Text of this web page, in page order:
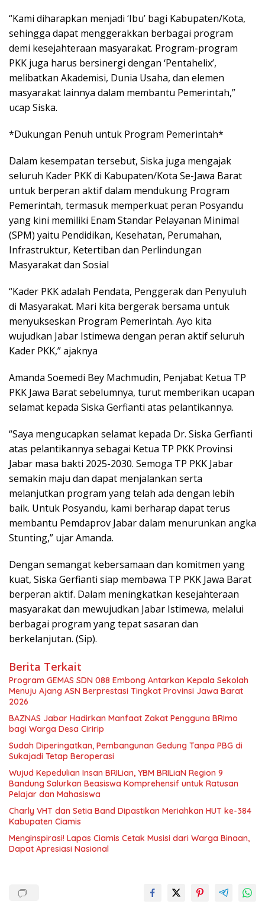
“Kami diharapkan menjadi ‘Ibu’ bagi Kabupaten/Kota,
sehingga dapat menggerakkan berbagai program
demi kesejahteraan masyarakat. Program-program
PKK juga harus bersinergi dengan ‘Pentahelix’,
melibatkan Akademisi, Dunia Usaha, dan elemen
masyarakat lainnya dalam membantu Pemerintah,”
ucap Siska.
*Dukungan Penuh untuk Program Pemerintah*
Dalam kesempatan tersebut, Siska juga mengajak
seluruh Kader PKK di Kabupaten/Kota Se-Jawa Barat
untuk berperan aktif dalam mendukung Program
Pemerintah, termasuk memperkuat peran Posyandu
yang kini memiliki Enam Standar Pelayanan Minimal
(SPM) yaitu Pendidikan, Kesehatan, Perumahan,
Infrastruktur, Ketertiban dan Perlindungan
Masyarakat dan Sosial
“Kader PKK adalah Pendata, Penggerak dan Penyuluh
di Masyarakat. Mari kita bergerak bersama untuk
menyukseskan Program Pemerintah. Ayo kita
wujudkan Jabar Istimewa dengan peran aktif seluruh
Kader PKK,” ajaknya
Amanda Soemedi Bey Machmudin, Penjabat Ketua TP
PKK Jawa Barat sebelumnya, turut memberikan ucapan
selamat kepada Siska Gerfianti atas pelantikannya.
“Saya mengucapkan selamat kepada Dr. Siska Gerfianti
atas pelantikannya sebagai Ketua TP PKK Provinsi
Jabar masa bakti 2025-2030. Semoga TP PKK Jabar
semakin maju dan dapat menjalankan serta
melanjutkan program yang telah ada dengan lebih
baik. Untuk Posyandu, kami berharap dapat terus
membantu Pemdaprov Jabar dalam menurunkan angka
Stunting,” ujar Amanda.
Dengan semangat kebersamaan dan komitmen yang
kuat, Siska Gerfianti siap membawa TP PKK Jawa Barat
berperan aktif. Dalam meningkatkan kesejahteraan
masyarakat dan mewujudkan Jabar Istimewa, melalui
berbagai program yang tepat sasaran dan
berkelanjutan. (Sip).
Berita Terkait
Program GEMAS SDN 088 Embong Antarkan Kepala Sekolah
Menuju Ajang ASN Berprestasi Tingkat Provinsi Jawa Barat
2026
BAZNAS Jabar Hadirkan Manfaat Zakat Pengguna BRImo
bagi Warga Desa Ciririp
Sudah Diperingatkan, Pembangunan Gedung Tanpa PBG di
Sukajadi Tetap Beroperasi
Wujud Kepedulian Insan BRILian, YBM BRILiaN Region 9
Bandung Salurkan Beasiswa Komprehensif untuk Ratusan
Pelajar dan Mahasiswa
Charly VHT dan Setia Band Dipastikan Meriahkan HUT ke-384
Kabupaten Ciamis
Menginspirasi! Lapas Ciamis Cetak Musisi dari Warga Binaan,
Dapat Apresiasi Nasional